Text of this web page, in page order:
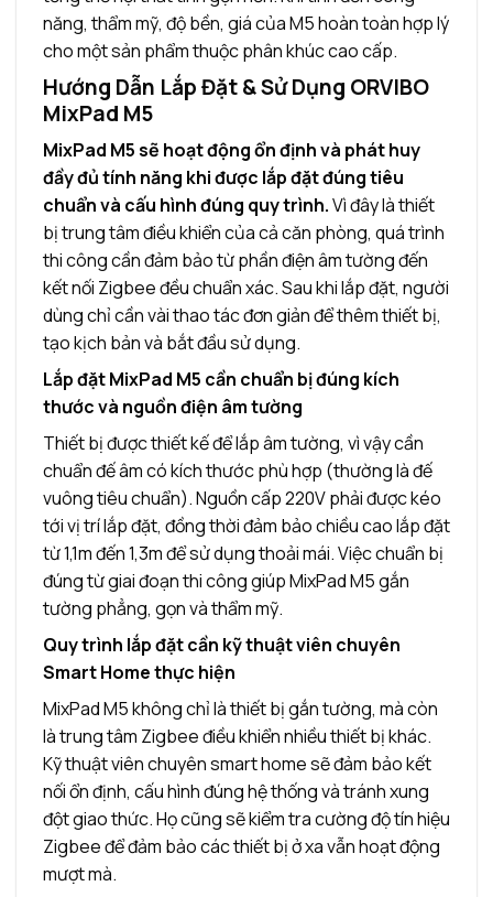
năng, thẩm mỹ, độ bền, giá của M5 hoàn toàn hợp lý
cho một sản phẩm thuộc phân khúc cao cấp.
Hướng Dẫn Lắp Đặt & Sử Dụng ORVIBO
MixPad M5
MixPad M5 sẽ hoạt động ổn định và phát huy
đầy đủ tính năng khi được lắp đặt đúng tiêu
chuẩn và cấu hình đúng quy trình.Vì đây là thiết
bị trung tâm điều khiển của cả căn phòng, quá trình
thi công cần đảm bảo từ phần điện âm tường đến
kết nối Zigbee đều chuẩn xác. Sau khi lắp đặt, người
dùng chỉ cần vài thao tác đơn giản để thêm thiết bị,
tạo kịch bản và bắt đầu sử dụng.
Lắp đặt MixPad M5 cần chuẩn bị đúng kích
thước và nguồn điện âm tường
Thiết bị được thiết kế để lắp âm tường, vì vậy cần
chuẩn đế âm có kích thước phù hợp (thường là đế
vuông tiêu chuẩn). Nguồn cấp 220V phải được kéo
tới vị trí lắp đặt, đồng thời đảm bảo chiều cao lắp đặt
từ 1,1m đến 1,3m để sử dụng thoải mái. Việc chuẩn bị
đúng từ giai đoạn thi công giúp MixPad M5 gắn
tường phẳng, gọn và thẩm mỹ.
Quy trình lắp đặt cần kỹ thuật viên chuyên
Smart Home thực hiện
MixPad M5 không chỉ là thiết bị gắn tường, mà còn
là trung tâm Zigbee điều khiển nhiều thiết bị khác.
Kỹ thuật viên chuyên smart home sẽ đảm bảo kết
nối ổn định, cấu hình đúng hệ thống và tránh xung
đột giao thức. Họ cũng sẽ kiểm tra cường độ tín hiệu
Zigbee để đảm bảo các thiết bị ở xa vẫn hoạt động
mượt mà.